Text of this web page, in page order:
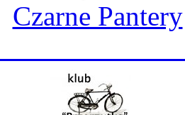
Czarne Pantery